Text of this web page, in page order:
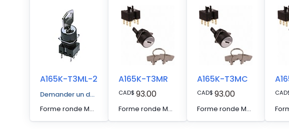
A165K-T3ML-2
Demander un devis
Forme ronde Méthode de réarmement manuel Contact bipolaire à double détente (DPDT) Configuration du contact Interrupteur à clé
A165K-T3MR
CAD$ 93.00
Forme ronde Méthode de réinitialisation manuelle Interrupteur à clé
A165K-T3MC
CAD$ 93.00
Forme ronde Méthode de réinitialisation manuelle Interrupteur à clé
CAD